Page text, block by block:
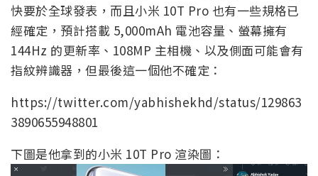
快要於全球發表，而且小米 10T Pro 也有一些規格已
經確定，預計搭載 5,000mAh 電池容量、螢幕擁有
144Hz 的更新率、108MP 主相機、以及側面可能會有
指紋辨識器，但最後這一個他不確定：
https://twitter.com/yabhishekhd/status/129863
3890655948801
下圖是他拿到的小米 10T Pro 渲染圖：